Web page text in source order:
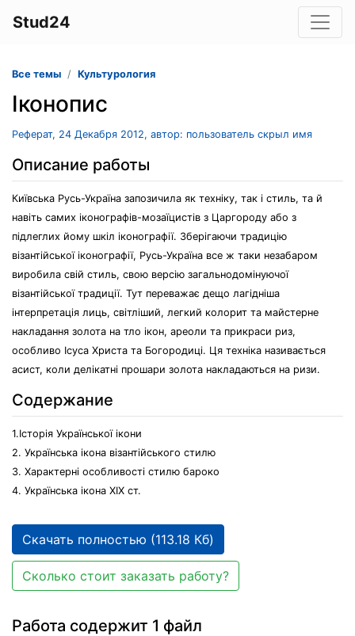
Stud24
Все темы Культурология
Іконопис
Реферат, 24 Декабря 2012, автор: пользователь скрыл имя
Описание работы
Київська Русь-Україна запозичила як техніку, так і стиль, та й
навіть самих іконографів-мозаїцистів з Царгороду або з
підлеглих йому шкіл іконографії. Зберігаючи традицію
візантійської іконографії, Русь-Україна все ж таки незабаром
виробила свій стиль, свою версію загальнодомінуючої
візантійської традиції. Тут переважає дещо лагідніша
інтерпретація лиць, світліший, легкий колорит та майстерне
накладання золота на тло ікон, ареоли та прикраси риз,
особливо Ісуса Христа та Богородиці. Ця техніка називається
асист, коли делікатні прошари золота накладаються на ризи.
Содержание
1.Історія Української ікони
2. Українська ікона візантійського стилю
3. Характерні особливості стилю бароко
4. Українська ікона ХІХ ст.
Скачать полностью (113.18 Кб)
Сколько стоит заказать работу?
Работа содержит 1 файл